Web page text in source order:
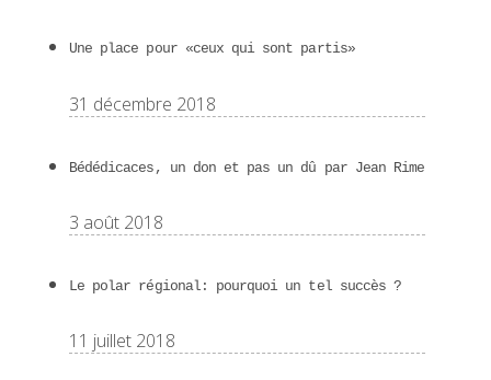
Une place pour «ceux qui sont partis»
31 décembre 2018
Bédédicaces, un don et pas un dû par Jean Rime
3 août 2018
Le polar régional: pourquoi un tel succès ?
11 juillet 2018